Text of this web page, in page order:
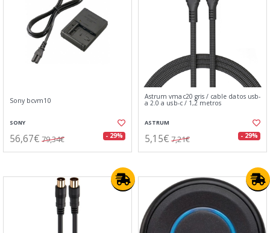
Sony bcvm10
SONY
56,67€ 79,34€ - 29%
Astrum vmac20 gris / cable datos usb-
a 2.0 a usb-c / 1,2 metros
ASTRUM
5,15€ 7,21€ - 29%